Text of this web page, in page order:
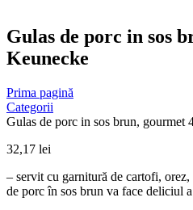
Gulas de porc in sos
Keunecke
Prima pagină
Categorii
Gulas de porc in sos brun, gourmet
32,17 lei
– servit cu garnitură de cartofi, orez,
de porc în sos brun va face deliciul